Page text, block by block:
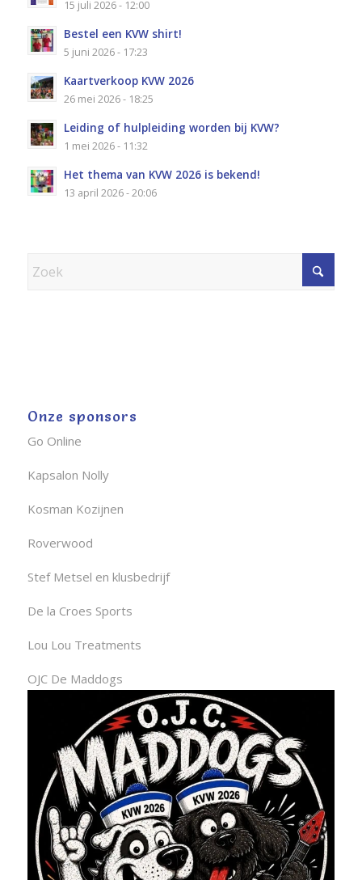
15 juli 2026 - 12:00
Bestel een KVW shirt!
5 juni 2026 - 17:23
Kaartverkoop KVW 2026
26 mei 2026 - 18:25
Leiding of hulpleiding worden bij KVW?
1 mei 2026 - 11:32
Het thema van KVW 2026 is bekend!
13 april 2026 - 20:06
Onze sponsors
Go Online
Kapsalon Nolly
Kosman Kozijnen
Roverwood
Stef Metsel en klusbedrijf
De la Croes Sports
Lou Lou Treatments
OJC De Maddogs